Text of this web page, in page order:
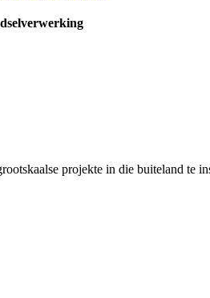
projekte in die buiteland te